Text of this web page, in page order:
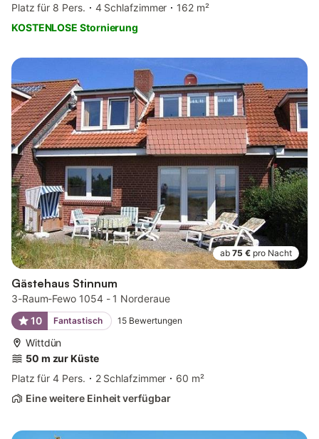
Platz für 8 Pers.
4 Schlafzimmer
162 m²
KOSTENLOSE Stornierung
ab 75 € pro Nacht
Gästehaus Stinnum
3-Raum-Fewo 1054 - 1 Norderaue
10
Fantastisch 15 Bewertungen
Wittdün
50 m zur Küste
Platz für 4 Pers.
2 Schlafzimmer
60 m²
Eine weitere Einheit verfügbar